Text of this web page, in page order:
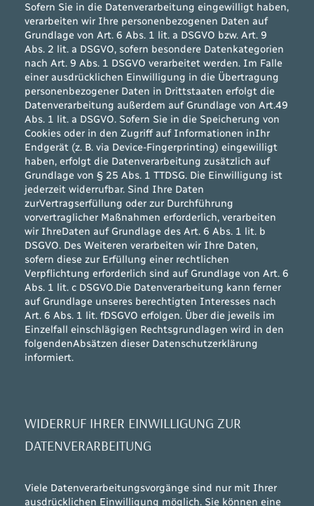
Sofern Sie in die Datenverarbeitung eingewilligt haben,
verarbeiten wir Ihre personenbezogenen Daten auf
Grundlage von Art. 6 Abs. 1 lit. a DSGVO bzw. Art. 9
Abs. 2 lit. a DSGVO, sofern besondere Datenkategorien
nach Art. 9 Abs. 1 DSGVO verarbeitet werden. Im Falle
einer ausdrücklichen Einwilligung in die Übertragung
personenbezogener Daten in Drittstaaten erfolgt die
Datenverarbeitung außerdem auf Grundlage von Art.49
Abs. 1 lit. a DSGVO. Sofern Sie in die Speicherung von
Cookies oder in den Zugriff auf Informationen inIhr
Endgerät (z. B. via Device-Fingerprinting) eingewilligt
haben, erfolgt die Datenverarbeitung zusätzlich auf
Grundlage von § 25 Abs. 1 TTDSG. Die Einwilligung ist
jederzeit widerrufbar. Sind Ihre Daten
zurVertragserfüllung oder zur Durchführung
vorvertraglicher Maßnahmen erforderlich, verarbeiten
wir IhreDaten auf Grundlage des Art. 6 Abs. 1 lit. b
DSGVO. Des Weiteren verarbeiten wir Ihre Daten,
sofern diese zur Erfüllung einer rechtlichen
Verpflichtung erforderlich sind auf Grundlage von Art. 6
Abs. 1 lit. c DSGVO.Die Datenverarbeitung kann ferner
auf Grundlage unseres berechtigten Interesses nach
Art. 6 Abs. 1 lit. fDSGVO erfolgen. Über die jeweils im
Einzelfall einschlägigen Rechtsgrundlagen wird in den
folgendenAbsätzen dieser Datenschutzerklärung
informiert.
WIDERRUF IHRER EINWILLIGUNG ZUR
DATENVERARBEITUNG
Viele Datenverarbeitungsvorgänge sind nur mit Ihrer
ausdrücklichen Einwilligung möglich. Sie können eine